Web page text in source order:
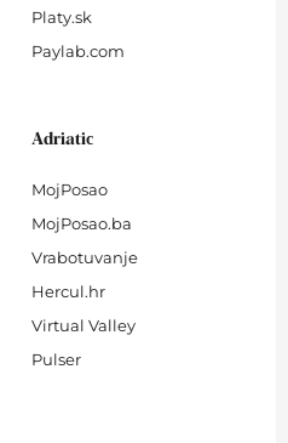
Platy.sk
Paylab.com
Adriatic
MojPosao
MojPosao.ba
Vrabotuvanje
Hercul.hr
Virtual Valley
Pulser